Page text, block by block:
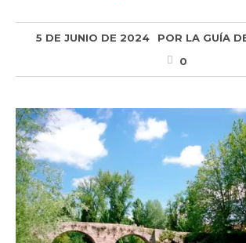
5 DE JUNIO DE 2024 POR LA GUÍA
0